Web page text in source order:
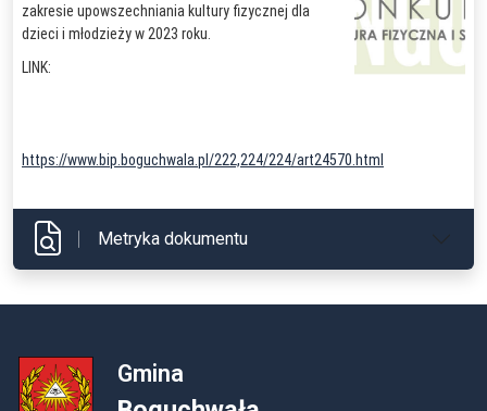
zakresie upowszechniania kultury fizycznej dla
dzieci i młodzieży w 2023 roku.
LINK:
https://www.bip.boguchwala.pl/222,224/224/art24570.html
Metryka dokumentu
Gmina